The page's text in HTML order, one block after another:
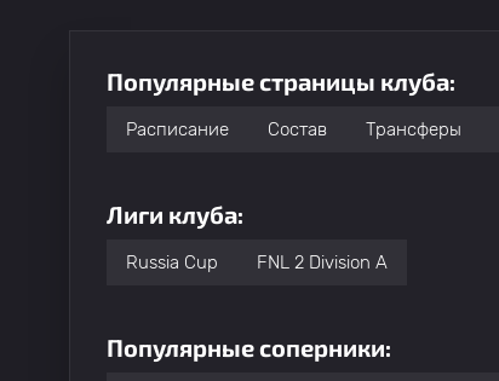
Популярные страницы клуба:
Расписание Состав Трансферы
Лиги клуба:
Russia Cup FNL 2 Division A
Популярные соперники: